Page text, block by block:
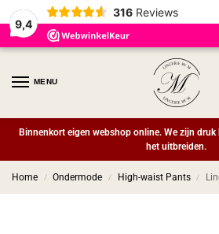
9,4
316 Reviews
MENU
Binnenkort eigen webshop online. We zijn druk
het uitbreiden.
Home / Ondermode / High-waist Pants /